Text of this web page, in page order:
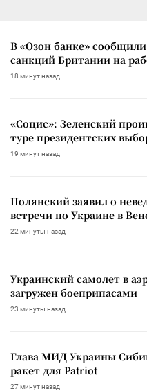
В «Озон банке»
санкций Британии на
18 минут назад
«Социс»: Зеленский
туре президентских
19 минут назад
Полянский заявил о
встречи по Украине в
22 минуты назад
Украинский самолет в
загружен боеприпасами
23 минуты назад
Глава МИД Украины
ракет для Patriot
27 минут назад